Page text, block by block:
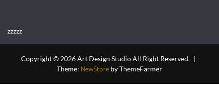
zzzzz
Copyright © 2026 Art Design Studio All Right Reserved. |
Theme: NewStore by ThemeFarmer